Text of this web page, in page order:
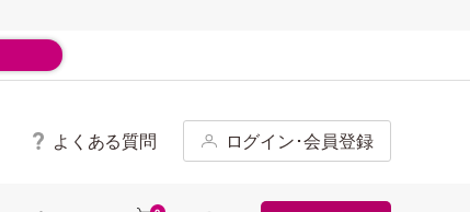
よくある質問 ログイン･会員登録